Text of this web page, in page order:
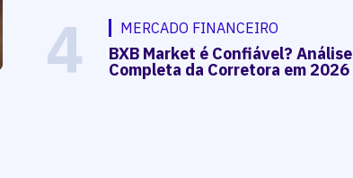
4 MERCADO FINANCEIRO
BXB Market é Confiável? Análise
Completa da Corretora em 2026